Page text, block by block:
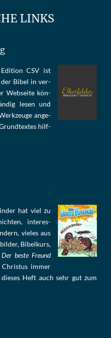
LINKS
CSV ist
der Bi­bel in ver­
Web­sei­te kön­
le­sen und
an­ge­
Grund­tex­tes hilf­
hat viel zu
in­te­res­
vie­les aus
Bi­bel­kurs,
Der beste Freund
im­mer
Heft auch sehr gut zum